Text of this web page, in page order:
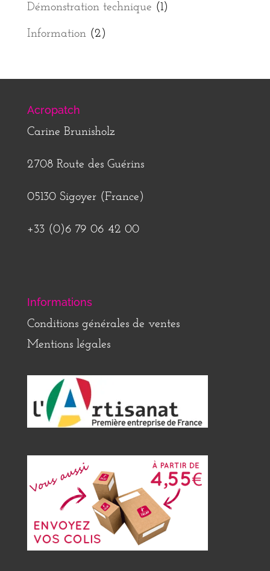
Démonstration technique (1)
Information(2)
Acropatch
Carine Brunisholz
2708 Route des Guérins
05130 Sigoyer (France)
+33 (0)6 79 06 42 00
Informations
Conditions générales de ventes
Mentions légales